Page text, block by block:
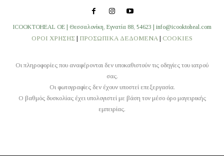
ICOOKTOHEAL OE | Θεσσαλονίκη, Εγνατία 88, 54623 | info@icooktoheal.com
ΟΡΟΙ ΧΡΗΣΗΣ | ΠΡΟΣΩΠΙΚΑ ΔΕΔΟΜΕΝΑ | COOKIES
Οι πληροφορίες που αναφέρονται δεν υποκαθιστούν τις οδηγίες του ιατρού
σας.
Οι φωτογραφίες δεν έχουν υποστεί επεξεργασία.
O βαθμός δυσκολίας έχει υπολογιστεί με βάση τον μέσο όρο μαγειρικής
εμπειρίας.